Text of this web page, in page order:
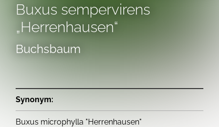
Buxus sempervirens
„Herrenhausen“
Buchsbaum
Synonym:
Buxus microphylla "Herrenhausen"